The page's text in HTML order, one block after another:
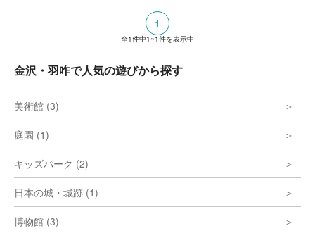
1
全1件中1~1件を表示中
金沢・羽咋で人気の遊びから探す
美術館 (3)
庭園 (1)
キッズパーク (2)
日本の城・城跡 (1)
博物館 (3)